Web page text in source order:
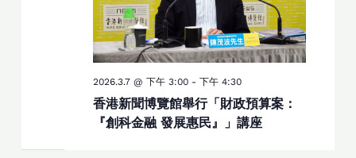
香港新聞博覽館舉行「財政預算案：
『創科金融 發展惠民』」講座
2026.3.7 @ 下午 3:00- 下午 4:30